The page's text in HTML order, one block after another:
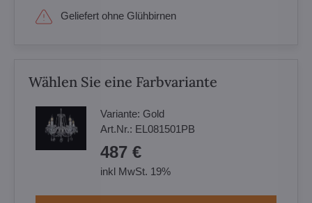
Geliefert ohne Glühbirnen
Wählen Sie eine Farbvariante
Variante: Gold
Art.Nr.: EL081501PB
487 €
inkl MwSt. 19%